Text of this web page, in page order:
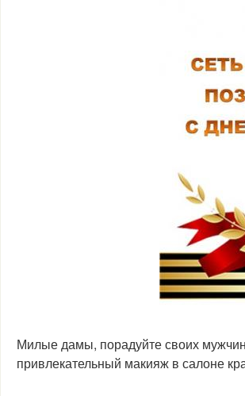
Милые дамы, порадуйте своих
привлекательный макияж в салоне